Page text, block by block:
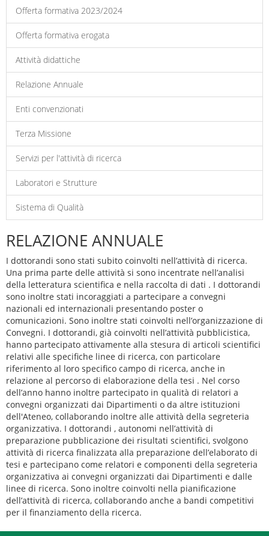
Offerta formativa 2023/2024
Offerta formativa erogata
Attività didattiche
Relazione Annuale
Enti convenzionati
Terza Missione
Servizi per l'attività di ricerca
Laboratori e Strutture
Sistema di Qualità
RELAZIONE ANNUALE
I dottorandi sono stati subito coinvolti nell’attività di ricerca.
Una prima parte delle attività si sono incentrate nell’analisi
della letteratura scientifica e nella raccolta di dati . I dottorandi
sono inoltre stati incoraggiati a partecipare a convegni
nazionali ed internazionali presentando poster o
comunicazioni. Sono inoltre stati coinvolti nell’organizzazione di
Convegni. I dottorandi, già coinvolti nell’attività pubblicistica,
hanno partecipato attivamente alla stesura di articoli scientifici
relativi alle specifiche linee di ricerca, con particolare
riferimento al loro specifico campo di ricerca, anche in
relazione al percorso di elaborazione della tesi . Nel corso
dell’anno hanno inoltre partecipato in qualità di relatori a
convegni organizzati dai Dipartimenti o da altre istituzioni
dell'Ateneo, collaborando inoltre alle attività della segreteria
organizzativa. I dottorandi , autonomi nell’attività di
preparazione pubblicazione dei risultati scientifici, svolgono
attività di ricerca finalizzata alla preparazione dell’elaborato di
tesi e partecipano come relatori e componenti della segreteria
organizzativa ai convegni organizzati dai Dipartimenti e dalle
linee di ricerca. Sono inoltre coinvolti nella pianificazione
dell’attività di ricerca, collaborando anche a bandi competitivi
per il finanziamento della ricerca.